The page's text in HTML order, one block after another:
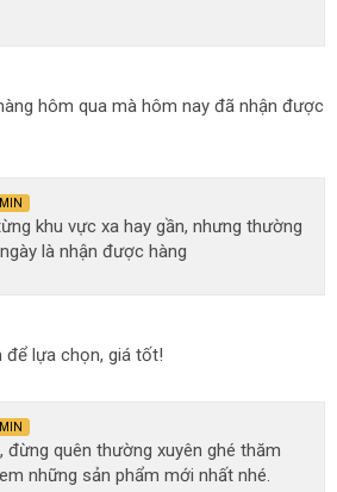
hôm qua mà hôm nay đã nhận được
khu vực xa hay gần, nhưng thường
là nhận được hàng
để lựa chọn, giá tốt!
đừng quên thường xuyên ghé thăm
những sản phẩm mới nhất nhé.